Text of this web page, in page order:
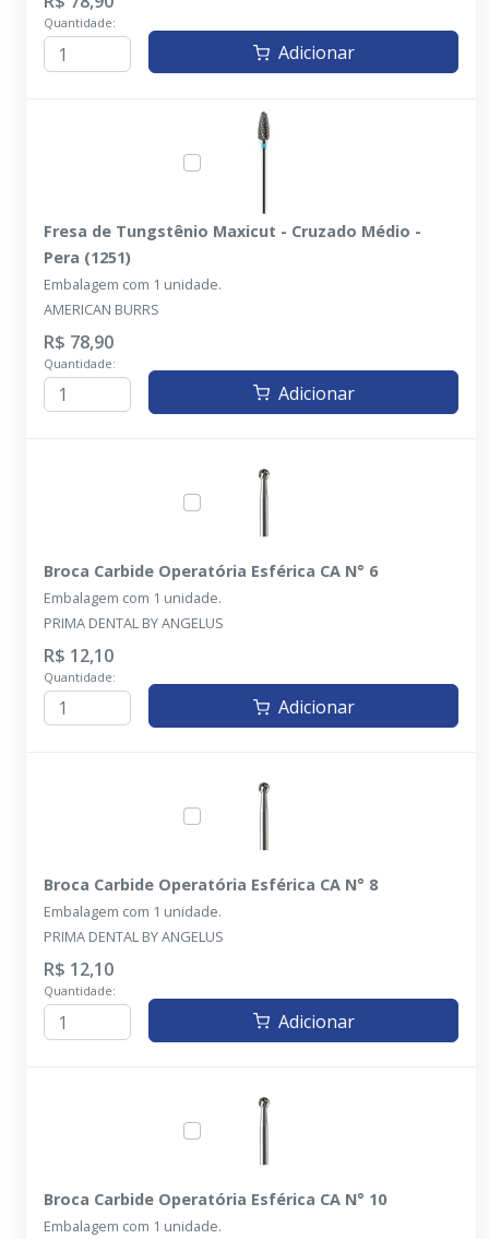
Quantidade:
Adicionar
Fresa de Tungstênio Maxicut - Cruzado Médio -
Pera (1251)
Embalagem com 1 unidade.
AMERICAN BURRS
R$ 78,90
Quantidade:
Adicionar
Broca Carbide Operatória Esférica CA N° 6
Embalagem com 1 unidade.
PRIMA DENTAL BY ANGELUS
R$ 12,10
Quantidade:
Adicionar
Broca Carbide Operatória Esférica CA N° 8
Embalagem com 1 unidade.
PRIMA DENTAL BY ANGELUS
R$ 12,10
Quantidade:
Adicionar
Broca Carbide Operatória Esférica CA N° 10
Embalagem com 1 unidade.